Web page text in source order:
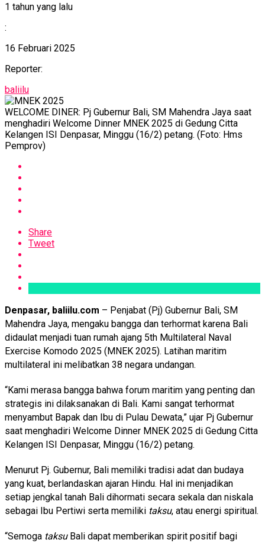
1 tahun yang lalu
:
16 Februari 2025
Reporter:
baliilu
WELCOME DINER: Pj Gubernur Bali, SM Mahendra Jaya saat
menghadiri Welcome Dinner MNEK 2025 di Gedung Citta
Kelangen ISI Denpasar, Minggu (16/2) petang. (Foto: Hms
Pemprov)
Share
Tweet
Denpasar, baliilu.com – Penjabat (Pj) Gubernur Bali, SM
Mahendra Jaya, mengaku bangga dan terhormat karena Bali
didaulat menjadi tuan rumah ajang 5th Multilateral Naval
Exercise Komodo 2025 (MNEK 2025). Latihan maritim
multilateral ini melibatkan 38 negara undangan.
“Kami merasa bangga bahwa forum maritim yang penting dan
strategis ini dilaksanakan di Bali. Kami sangat terhormat
menyambut Bapak dan Ibu di Pulau Dewata,” ujar Pj Gubernur
saat menghadiri Welcome Dinner MNEK 2025 di Gedung Citta
Kelangen ISI Denpasar, Minggu (16/2) petang.
Menurut Pj. Gubernur, Bali memiliki tradisi adat dan budaya
yang kuat, berlandaskan ajaran Hindu. Hal ini menjadikan
setiap jengkal tanah Bali dihormati secara sekala dan niskala
sebagai Ibu Pertiwi serta memiliki taksu, atau energi spiritual.
“Semoga taksuBali dapat memberikan spirit positif bagi